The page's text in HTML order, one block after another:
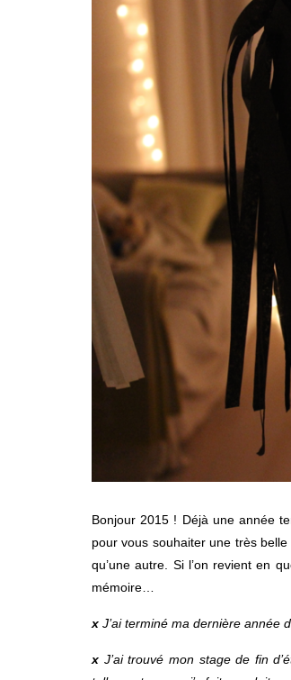
Bonjour 2015 ! Déjà une année
pour vous souhaiter une très
qu’une autre. Si l’on revient en
mémoire…
x J’ai terminé ma dernière année
x J’ai trouvé mon stage de fin